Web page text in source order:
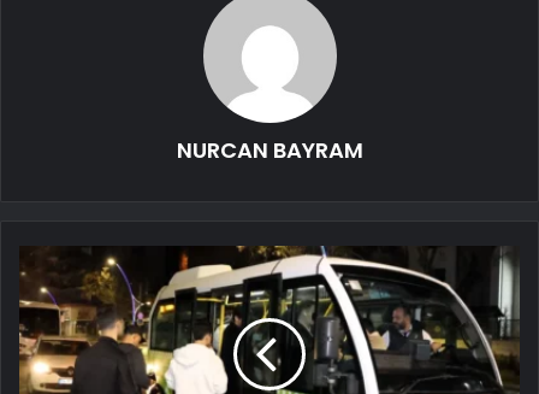
NURCAN BAYRAM